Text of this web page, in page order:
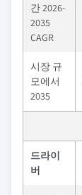
간 2026-
2035
CAGR
시장 규
모에서
2035
드라이
버